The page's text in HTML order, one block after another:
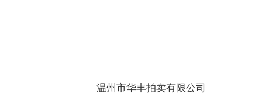
温州市华丰拍卖有限公司